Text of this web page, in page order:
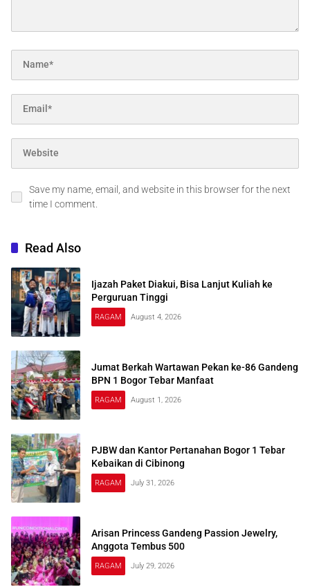
Save my name, email, and website in this browser for the next
time I comment.
Read Also
Ijazah Paket Diakui, Bisa Lanjut Kuliah ke
Perguruan Tinggi
RAGAM August 4, 2026
Jumat Berkah Wartawan Pekan ke-86 Gandeng
BPN 1 Bogor Tebar Manfaat
RAGAM August 1, 2026
PJBW dan Kantor Pertanahan Bogor 1 Tebar
Kebaikan di Cibinong
RAGAM July 31, 2026
Arisan Princess Gandeng Passion Jewelry,
Anggota Tembus 500
RAGAM July 29, 2026